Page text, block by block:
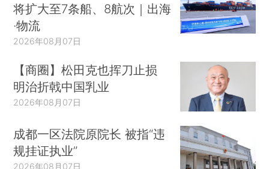
将扩大至7条船、8航次｜出海
·物流
2026年08月07日
【商圈】松田克也挥刀止损
明治折戟中国乳业
2026年08月07日
成都一区法院原院长 被指“违
规挂证执业”
2026年08月07日